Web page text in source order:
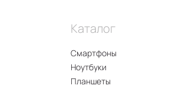
Каталог
Смартфоны
Ноутбуки
Планшеты